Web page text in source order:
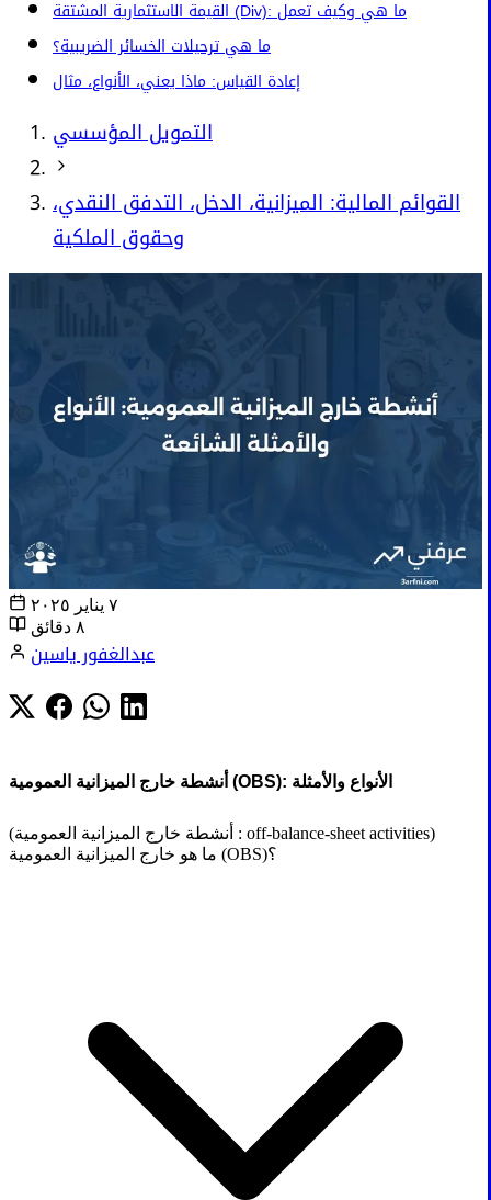
القيمة الاستثمارية المشتقة (Div): ما هي وكيف تعمل
ما هي ترحيلات الخسائر الضريبية؟
إعادة القياس: ماذا يعني، الأنواع، مثال
التمويل المؤسسي
القوائم المالية: الميزانية، الدخل، التدفق النقدي،
وحقوق الملكية
٧ يناير ٢٠٢٥
٨ دقائق
عبدالغفور ياسين
أنشطة خارج الميزانية العمومية (OBS): الأنواع والأمثلة
(أنشطة خارج الميزانية العمومية : off-balance-sheet activities)
ما هو خارج الميزانية العمومية (OBS)؟